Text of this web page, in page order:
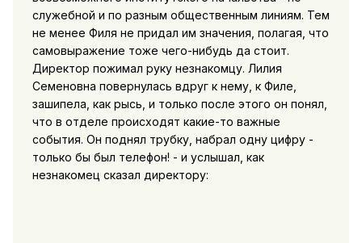
служебной и по разным общественным линиям. Тем
не менее Филя не придал им значения, полагая, что
самовыражение тоже чего-нибудь да стоит.
Директор пожимал руку незнакомцу. Лилия
Семеновна повернулась вдруг к нему, к Филе,
зашипела, как рысь, и только после этого он понял,
что в отделе происходят какие-то важные
события. Он поднял трубку, набрал одну цифру -
только бы был телефон! - и услышал, как
незнакомец сказал директору: